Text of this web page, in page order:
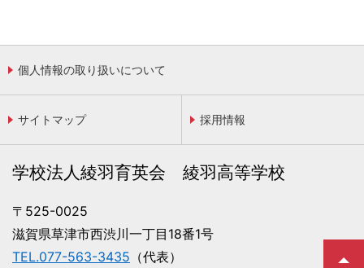
個人情報の取り扱いについて
サイトマップ 採用情報
学校法人綾羽育英会 綾羽高等学校
〒525-0025
滋賀県草津市西渋川一丁目18番1号
TEL.077-563-3435 （代表）